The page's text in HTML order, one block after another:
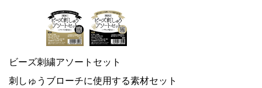
ビーズ刺繍アソートセット
刺しゅうブローチに使用する素材セット